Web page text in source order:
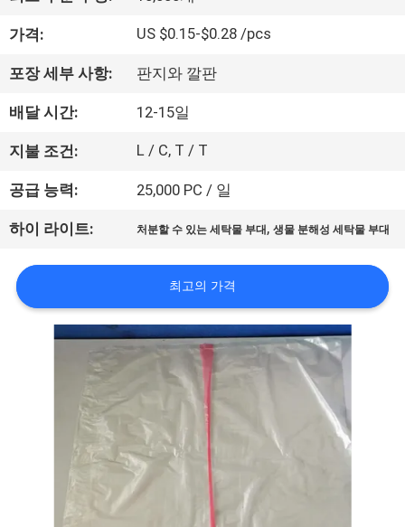
것
공
장
투
어
품
가격: US $0.15-$0.28 /pcs
포장 세부 사항: 판지와 깔판
배달 시간: 12-15일
지불 조건: L / C, T / T
공급 능력: 25,000 PC / 일
하이 라이트: 처분할 수 있는 세탁물 부대 ,생물 분해성 세탁물 부대
최고의 가격